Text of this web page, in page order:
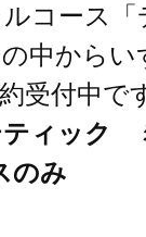
コース
中から
受付中で
ィック
のみ